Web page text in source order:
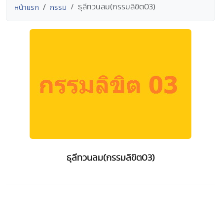
หน้าแรก กรรม ธุลีทวนลม(กรรมลิขิต03)
ธุลีทวนลม(กรรมลิขิต03)